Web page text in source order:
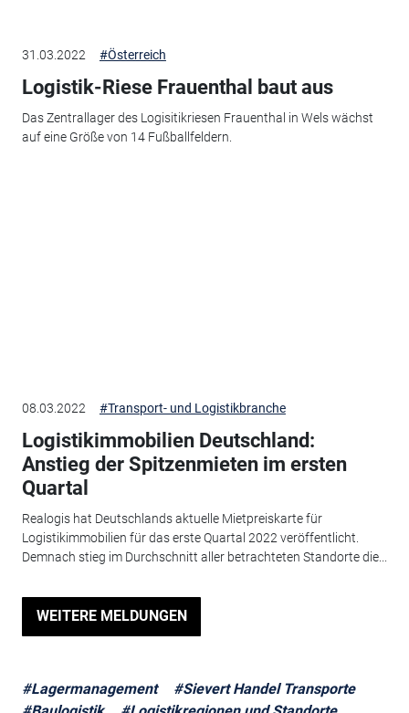
31.03.2022 #Österreich
Logistik-Riese Frauenthal baut aus
Das Zentrallager des Logisitikriesen Frauenthal in Wels wächst
auf eine Größe von 14 Fußballfeldern.
08.03.2022 #Transport- und Logistikbranche
Logistikimmobilien Deutschland:
Anstieg der Spitzenmieten im ersten
Quartal
Realogis hat Deutschlands aktuelle Mietpreiskarte für
Logistikimmobilien für das erste Quartal 2022 veröffentlicht.
Demnach stieg im Durchschnitt aller betrachteten Standorte die...
WEITERE MELDUNGEN
#Lagermanagement
#Sievert Handel Transporte